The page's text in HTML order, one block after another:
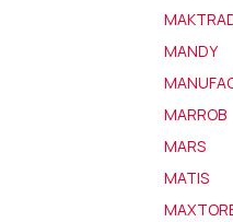
MANDY
MARROB
MARS
MATIS